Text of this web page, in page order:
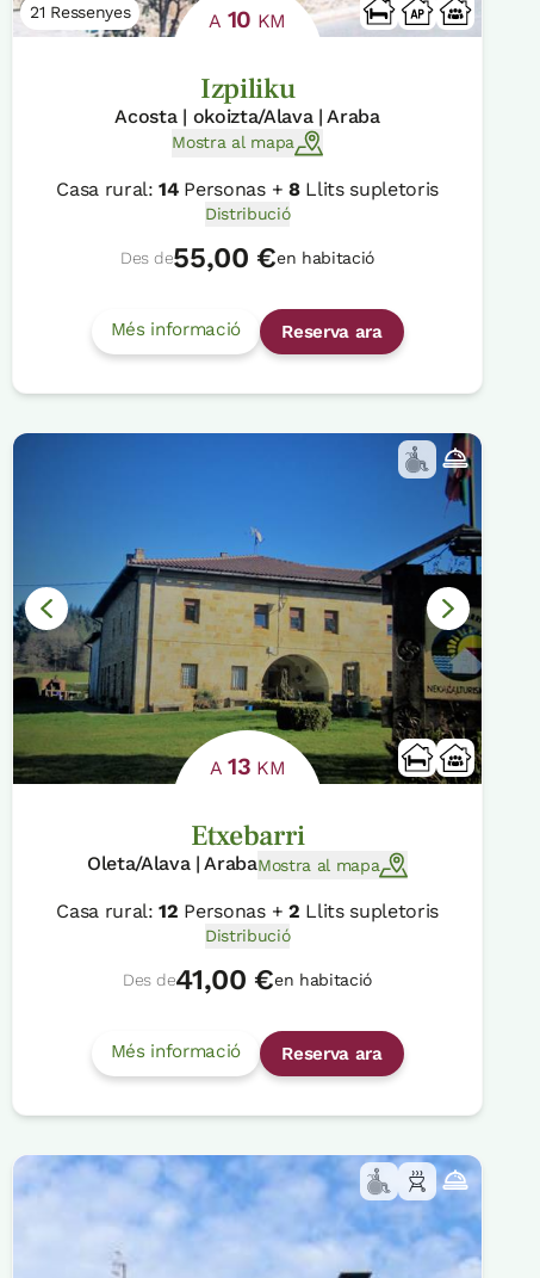
21 Ressenyes A 10 KM
Izpiliku
Acosta | okoizta/Alava | Araba
Mostra al mapa
Casa rural:14Personas + 8Llits supletoris
Distribució
Des de55,00 €en habitació
Més informació Reserva ara
A13 KM
Etxebarri
Oleta/Alava | ArabaMostra al mapa
Casa rural:12 Personas + 2 Llits supletoris
Distribució
Des de41,00 €en habitació
Més informació Reserva ara